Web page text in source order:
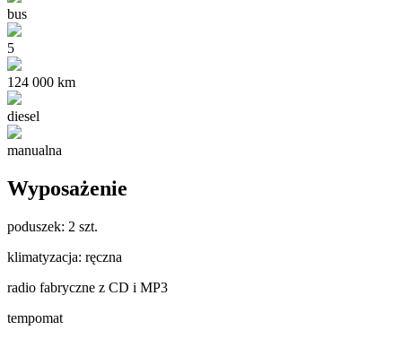
bus
5
124 000 km
diesel
manualna
Wyposażenie
poduszek: 2 szt.
klimatyzacja: ręczna
radio fabryczne z CD i MP3
tempomat